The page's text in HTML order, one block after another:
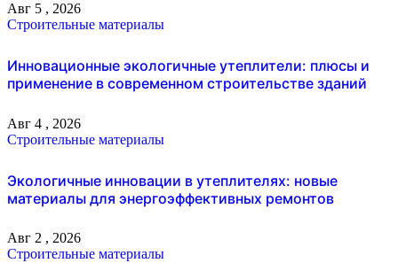
Авг 5 , 2026
Строительные материалы
Инновационные экологичные утеплители: плюсы и
применение в современном строительстве зданий
Авг 4 , 2026
Строительные материалы
Экологичные инновации в утеплителях: новые
материалы для энергоэффективных ремонтов
Авг 2 , 2026
Строительные материалы